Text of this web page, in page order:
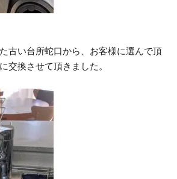
古い台所蛇口から、お客様に選んで頂
交換させて頂きました。